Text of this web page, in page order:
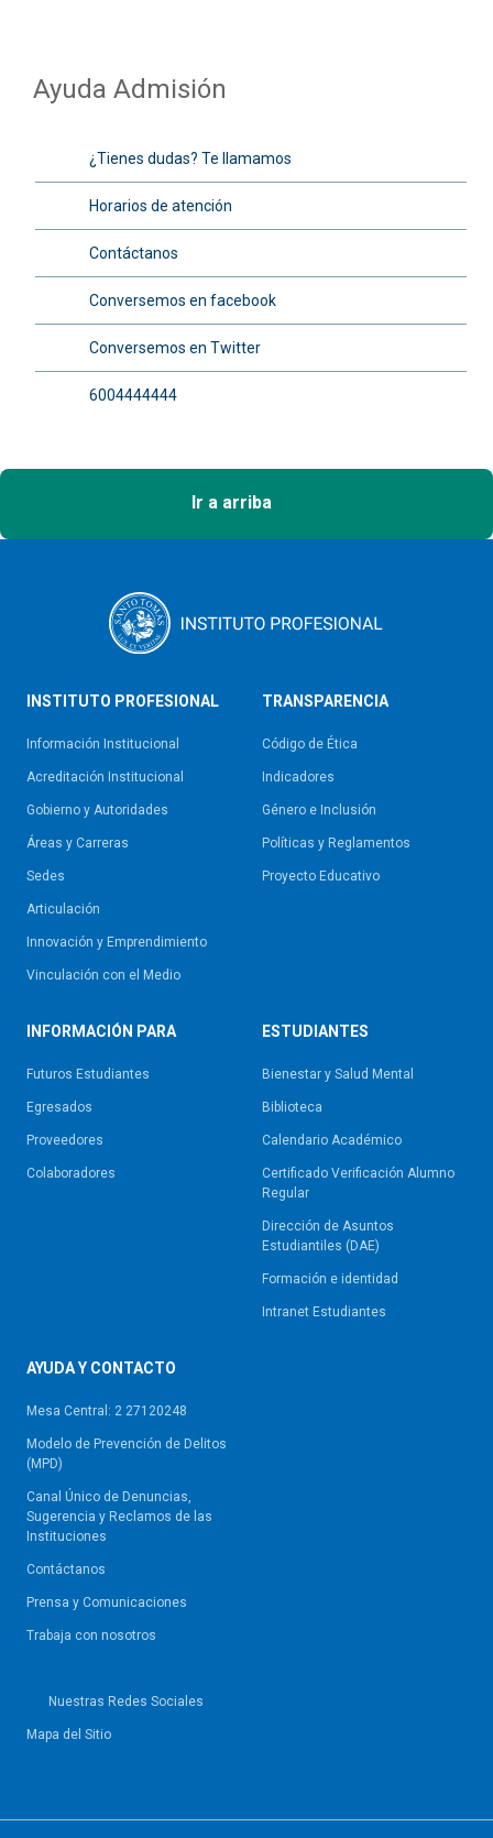
Ayuda Admisión
¿Tienes dudas? Te llamamos
Horarios de atención
Contáctanos
Conversemos en facebook
Conversemos en Twitter
6004444444
Ir a arriba
INSTITUTO PROFESIONAL
Información Institucional
Acreditación Institucional
Gobierno y Autoridades​
Áreas y Carreras
Sedes
Articulación
Innovación y Emprendimiento
Vinculación con el Medio
TRANSPARENCIA
Código de Ética
Indicadores
Género e Inclusión
Políticas y Reglamentos​
Proyecto Educativo
INFORMACIÓN PARA
Futuros Estudiantes
Egresados
Proveedores
Colaboradores
ESTUDIANTES
Bienestar y Salud Mental
Biblioteca
Calendario Académico
Certificado Verificación Alumno
Regular
Dirección de Asuntos
Estudiantiles (DAE)
Formación e identidad
Intranet Estudiantes
AYUDA Y CONTACTO
Mesa Central: 2 27120248
Modelo de Prevención de Delitos
(MPD)
Canal Único de Denuncias,
Sugerencia y Reclamos de las
Instituciones
Contáctanos
Prensa y Comunicaciones
Trabaja con nosotros
Nuestras Redes Sociales
Mapa del Sitio